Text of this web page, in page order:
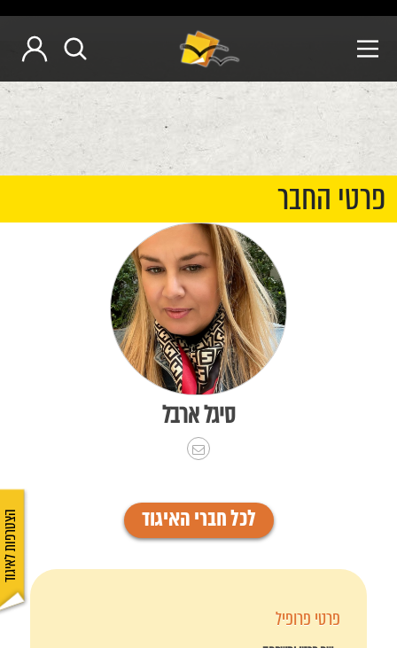
הצטרפות לאיגוד
פרטי החבר
סיגל ארבל
לכל חברי האיגוד
פרטי פרופיל